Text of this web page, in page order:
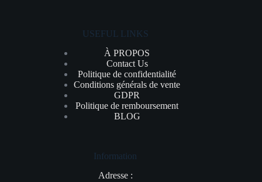
USEFUL LINKS
À PROPOS
Contact Us
Politique de confidentialité
Conditions générals de vente
GDPR
Politique de remboursement
BLOG
Information
Adresse :